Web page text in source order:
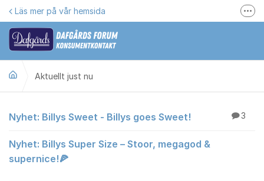
Hoppa till innehåll
Läs mer på vår hemsida
Jobba hos oss!
Aktuellt just nu
Aktuellt just nu
Nyhet: Billys Sweet - Billys goes Sweet! 3
Nyhet: Billys Super Size – Stoor, megagod &
supernice!🍕